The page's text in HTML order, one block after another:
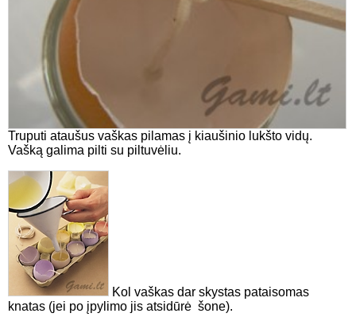
Truputi ataušus vaškas pilamas į kiaušinio lukšto vidų.
Vašką galima pilti su piltuvėliu.
Kol vaškas dar skystas pataisomas
knatas (jei po įpylimo jis atsidūrė šone).